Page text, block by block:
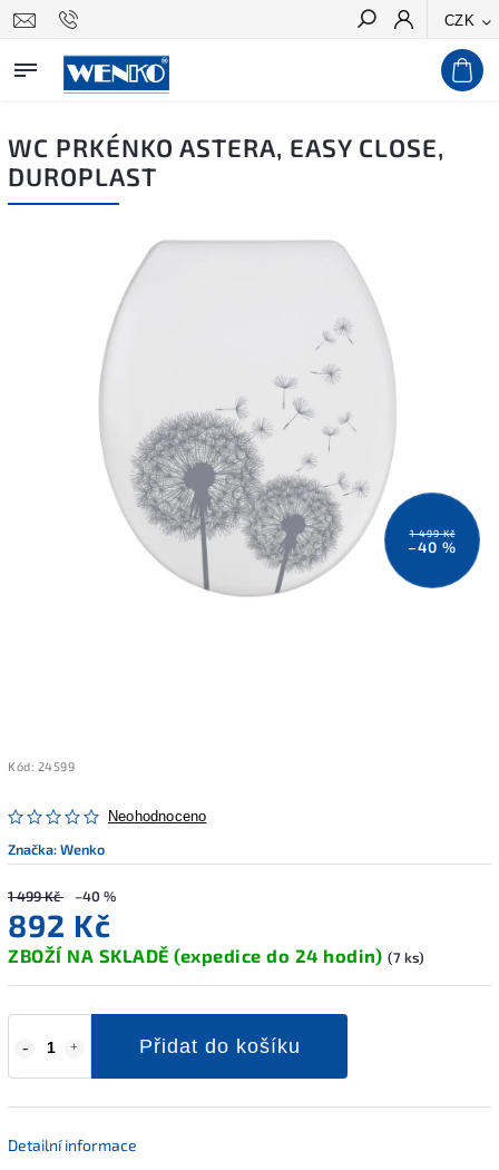
CZK
Hledat
WC PRKÉNKO ASTERA, EASY CLOSE,
DUROPLAST
1 499 Kč
–40 %
Kód: 24599
Neohodnoceno
Značka:Wenko
1 499 Kč –40 %
892 Kč
ZBOŽÍ NA SKLADĚ (expedice do 24 hodin) (7 ks)
Přidat do košíku
Detailní informace